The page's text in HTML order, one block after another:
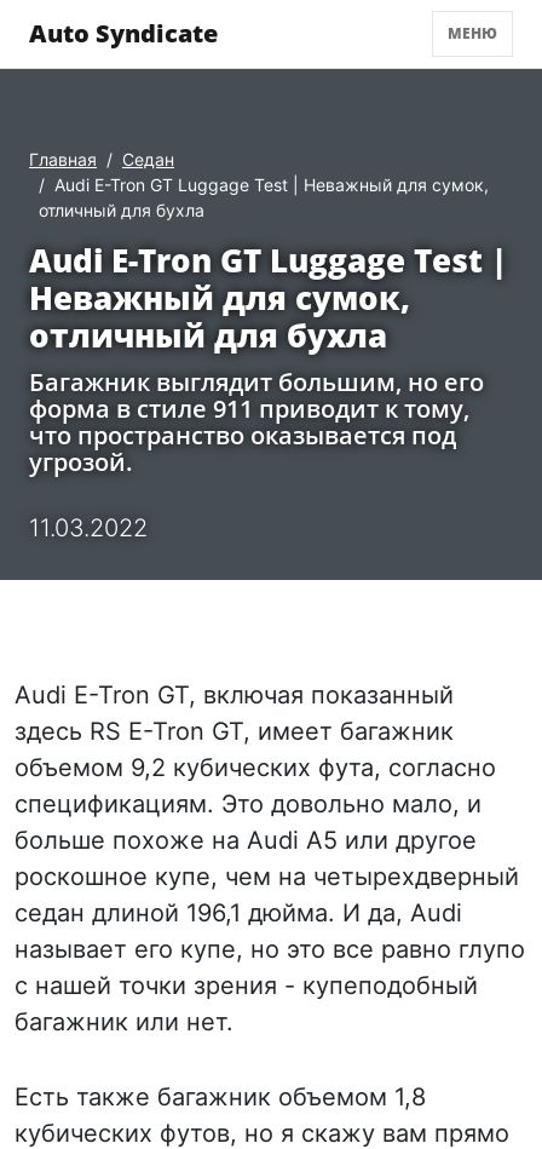
Auto Syndicate МЕНЮ
Главная
Седан
Audi E-Tron GT Luggage Test | Неважный для сумок,
отличный для бухла
Audi E-Tron GT Luggage Test |
Неважный для сумок,
отличный для бухла
Багажник выглядит большим, но его
форма в стиле 911 приводит к тому,
что пространство оказывается под
угрозой.
11.03.2022
Audi E-Tron GT, включая показанный
здесь RS E-Tron GT, имеет багажник
объемом 9,2 кубических фута, согласно
спецификациям. Это довольно мало, и
больше похоже на Audi A5 или другое
роскошное купе, чем на четырехдверный
седан длиной 196,1 дюйма. И да, Audi
называет его купе, но это все равно глупо
с нашей точки зрения - купеподобный
багажник или нет.
Есть также багажник объемом 1,8
кубических футов, но я скажу вам прямо